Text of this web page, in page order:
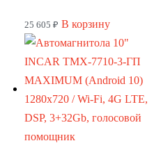
25 605 ₽ В корзину